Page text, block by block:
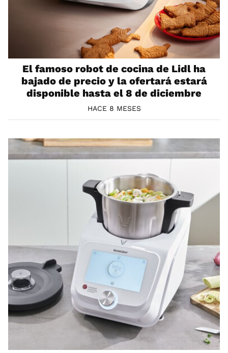
El famoso robot de cocina de Lidl ha
bajado de precio y la ofertará estará
disponible hasta el 8 de diciembre
HACE 8 MESES